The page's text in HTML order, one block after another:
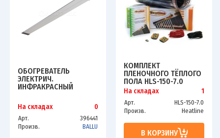
ОБОГРЕВАТЕЛЬ
ЭЛЕКТРИЧ.
ИНФРАКРАСНЫЙ
AP2-0.8
На складах 0
Арт.
396441
Произв.
BALLU
КОМПЛЕКТ
ПЛЕНОЧНОГО ТЁПЛОГО
ПОЛА HLS-150-7.0
На складах 1
Арт.
HLS-150-7.0
Произв.
Heatline
В КОРЗИНУ